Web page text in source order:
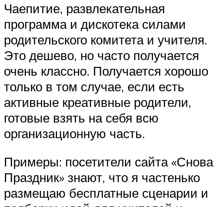
Чаепитие, развлекательная
программа и дискотека силами
родительского комитета и учителя.
Это дешево, но часто получается
очень классно. Получается хорошо
только в том случае, если есть
активные креативные родители,
готовые взять на себя всю
организационную часть.
Примеры: посетители сайта «Снова
Праздник» знают, что я частенько
размещаю бесплатные сценарии и